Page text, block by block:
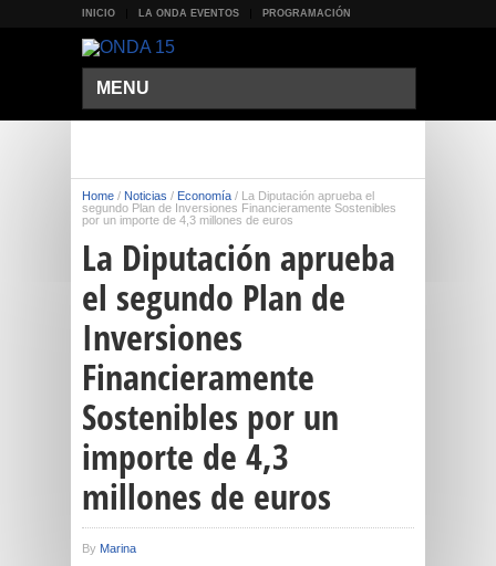
INICIO LA ONDA EVENTOS PROGRAMACIÓN
MENU
Home / Noticias / Economía / La Diputación aprueba el
segundo Plan de Inversiones Financieramente Sostenibles
por un importe de 4,3 millones de euros
La Diputación aprueba
el segundo Plan de
Inversiones
Financieramente
Sostenibles por un
importe de 4,3
millones de euros
By Marina